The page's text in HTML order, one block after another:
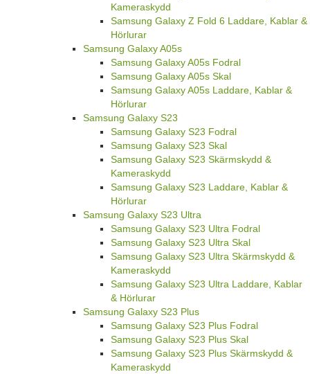
Kameraskydd
Samsung Galaxy Z Fold 6 Laddare, Kablar &
Hörlurar
Samsung Galaxy A05s
Samsung Galaxy A05s Fodral
Samsung Galaxy A05s Skal
Samsung Galaxy A05s Laddare, Kablar &
Hörlurar
Samsung Galaxy S23
Samsung Galaxy S23 Fodral
Samsung Galaxy S23 Skal
Samsung Galaxy S23 Skärmskydd &
Kameraskydd
Samsung Galaxy S23 Laddare, Kablar &
Hörlurar
Samsung Galaxy S23 Ultra
Samsung Galaxy S23 Ultra Fodral
Samsung Galaxy S23 Ultra Skal
Samsung Galaxy S23 Ultra Skärmskydd &
Kameraskydd
Samsung Galaxy S23 Ultra Laddare, Kablar
& Hörlurar
Samsung Galaxy S23 Plus
Samsung Galaxy S23 Plus Fodral
Samsung Galaxy S23 Plus Skal
Samsung Galaxy S23 Plus Skärmskydd &
Kameraskydd